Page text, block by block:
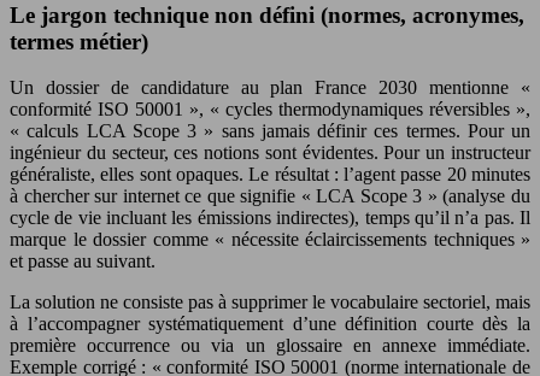
Le jargon technique non défini (normes, acronymes,
termes métier)
Un dossier de candidature au plan France 2030 mentionne «
conformité ISO 50001 », « cycles thermodynamiques réversibles »,
« calculs LCA Scope 3 » sans jamais définir ces termes. Pour un
ingénieur du secteur, ces notions sont évidentes. Pour un instructeur
généraliste, elles sont opaques. Le résultat : l’agent passe 20 minutes
à chercher sur internet ce que signifie « LCA Scope 3 » (analyse du
cycle de vie incluant les émissions indirectes), temps qu’il n’a pas. Il
marque le dossier comme « nécessite éclaircissements techniques »
et passe au suivant.
La solution ne consiste pas à supprimer le vocabulaire sectoriel, mais
à l’accompagner systématiquement d’une définition courte dès la
première occurrence ou via un glossaire en annexe immédiate.
Exemple corrigé : « conformité ISO 50001 (norme internationale de